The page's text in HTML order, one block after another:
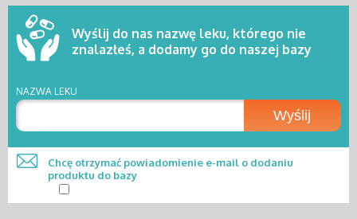
Wyślij do nas nazwę leku, którego nie
znalazłeś, a dodamy go do naszej bazy
NAZWA LEKU
Wyślij
Chcę otrzymać powiadomienie e-mail o dodaniu
produktu do bazy